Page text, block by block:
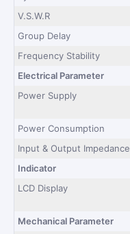
V.S.W.R
Group Delay
Frequency Stability
Electrical Parameter
Power Supply
Power Consumption
Input & Output Impedance
Indicator
LCD Display
Mechanical Parameter